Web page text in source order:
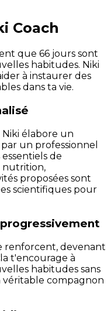
Coach
que 66 jours sont
habitudes. Niki
à instaurer des
dans ta vie.
Niki élabore un
un professionnel
de
nutrition,
proposées sont
scientifiques pour
renforcent, devenant
t'encourage à
habitudes sans
véritable compagnon